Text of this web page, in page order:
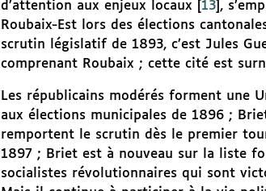
d’attention aux enjeux locaux
13] ,
Roubaix-Est lors des élections
scrutin législatif de 1893, c’est Jules
comprenant Roubaix ; cette cité est
Les républicains modérés forment une
aux élections municipales de 1896 ;
remportent le scrutin dès le premier
1897 ; Briet est à nouveau sur la liste
socialistes révolutionnaires qui sont